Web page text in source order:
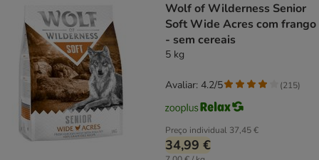
Wolf of Wilderness Senior
Soft Wide Acres com frango
- sem cereais
5 kg
Preço individual 37,45 €
34,99 €
Avaliar: 4.2/5 (215)